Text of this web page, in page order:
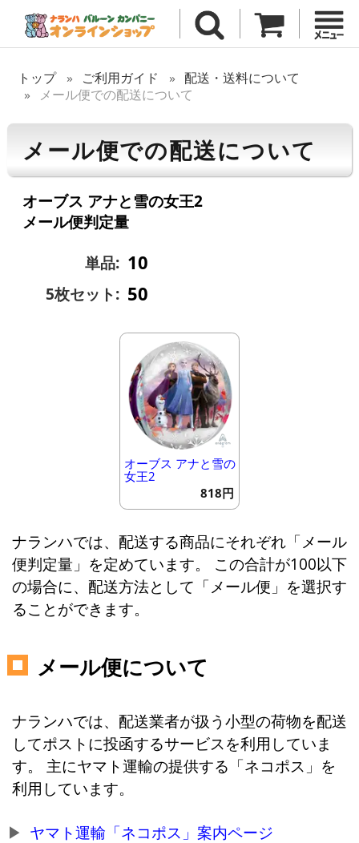
トップ ご利用ガイド
配送・送料について
メール便での配送について
メール便での配送について
オーブス アナと雪の女王2
メール便判定量
単品: 10
5枚セット: 50
オーブス アナと雪の
女王2
818円
ナランハでは、配送する商品にそれぞれ「メール
便判定量」を定めています。 この合計が100以下
の場合に、配送方法として「メール便」を選択す
ることができます。
メール便について
ナランハでは、配送業者が扱う小型の荷物を配送
してポストに投函するサービスを利用していま
す。 主にヤマト運輸の提供する「ネコポス」を
利用しています。
ヤマト運輸「ネコポス」案内ページ